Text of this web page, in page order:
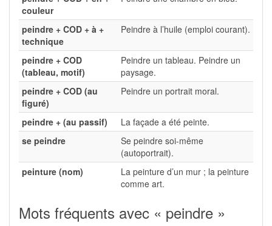
couleur
peindre + COD + à +
technique
Peindre à l’huile (emploi courant).
peindre + COD
(tableau, motif)
Peindre un tableau. Peindre un
paysage.
peindre + COD (au
figuré)
Peindre un portrait moral.
peindre + (au passif)
La façade a été peinte.
se peindre
Se peindre soi-même
(autoportrait).
peinture (nom)
La peinture d’un mur ; la peinture
comme art.
Mots fréquents avec « peindre »